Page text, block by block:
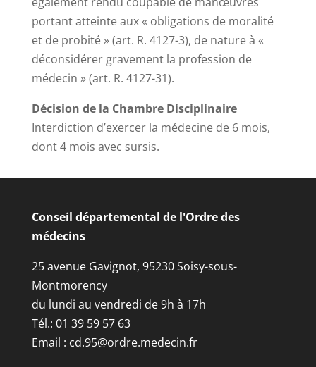
portant atteinte aux « obligations de moralité
et de probité » (art. R. 4127-3), de nature à «
déconsidérer gravement la profession de
médecin » (art. R. 4127-31).
Décision de la Chambre Disciplinaire
Interdiction d’exercer la médecine de 6 mois,
dont 4 mois avec sursis.
Conseil départemental de l'Ordre des
médecins
25 avenue Gavignot, 95230 Soisy-sous-
Montmorency
du lundi au vendredi de 9h à 17h
Tél.: 01 39 59 57 63
Email : cd.95@ordre.medecin.fr